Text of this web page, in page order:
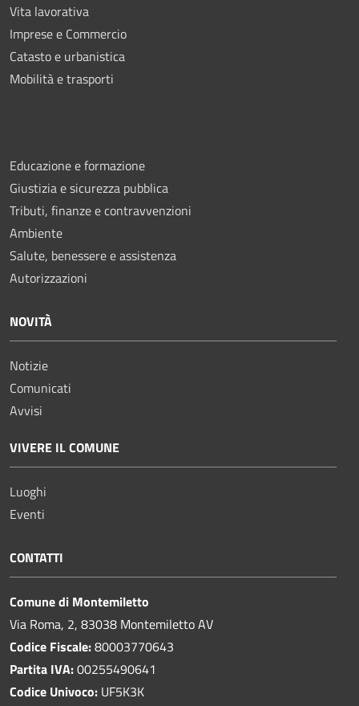
Vita lavorativa
Imprese e Commercio
Catasto e urbanistica
Mobilità e trasporti
Educazione e formazione
Giustizia e sicurezza pubblica
Tributi, finanze e contravvenzioni
Ambiente
Salute, benessere e assistenza
Autorizzazioni
NOVITÀ
Notizie
Comunicati
Avvisi
VIVERE IL COMUNE
Luoghi
Eventi
CONTATTI
Comune di Montemiletto
Via Roma, 2, 83038 Montemiletto AV
Codice Fiscale:80003770643
Partita IVA:00255490641
Codice Univoco: UF5K3K